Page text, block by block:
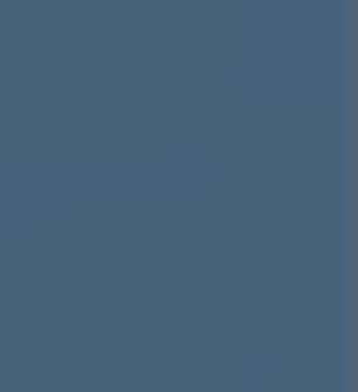
und Website in diesem Browser für
Kommentar speichern.